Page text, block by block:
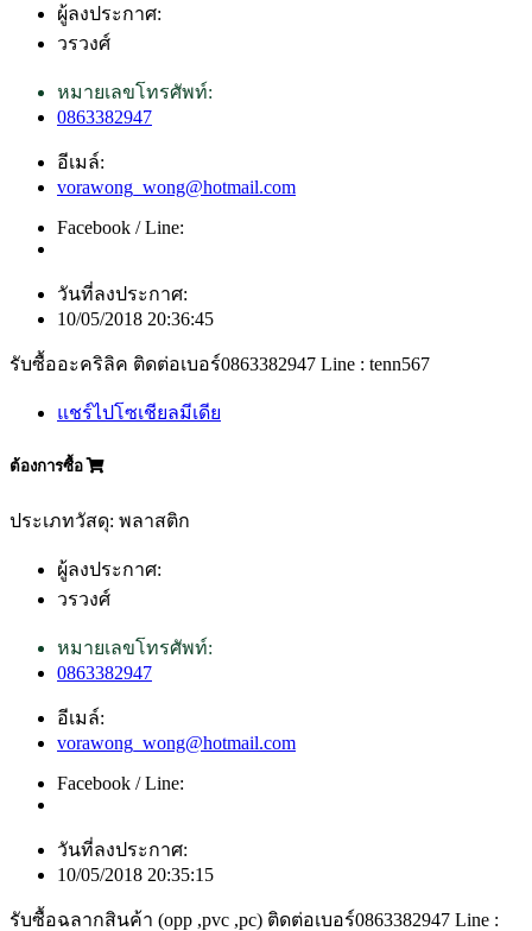
ผู้ลงประกาศ:
วรวงศ์
หมายเลขโทรศัพท์:
0863382947
อีเมล์:
vorawong_wong@hotmail.com
Facebook / Line:
วันที่ลงประกาศ:
10/05/2018 20:36:45
รับซื้ออะคริลิค ติดต่อเบอร์0863382947 Line : tenn567
แชร์ไปโซเชียลมีเดีย
ต้องการซื้อ
ประเภทวัสดุ: พลาสติก
ผู้ลงประกาศ:
วรวงศ์
หมายเลขโทรศัพท์:
0863382947
อีเมล์:
vorawong_wong@hotmail.com
Facebook / Line:
วันที่ลงประกาศ:
10/05/2018 20:35:15
รับซื้อฉลากสินค้า (opp ,pvc ,pc) ติดต่อเบอร์0863382947 Line :